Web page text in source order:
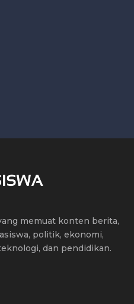
memuat konten berita,
politik, ekonomi,
dan pendidikan.